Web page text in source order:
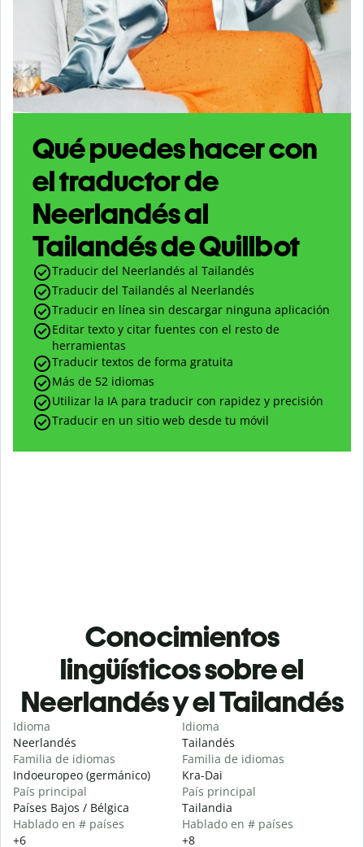
Qué puedes hacer con
el traductor de
Neerlandés al
Tailandés de Quillbot
Traducir del Neerlandés al Tailandés
Traducir del Tailandés al Neerlandés
Traducir en línea sin descargar ninguna aplicación
Editar texto y citar fuentes con el resto de
herramientas
Traducir textos de forma gratuita
Más de 52 idiomas
Utilizar la IA para traducir con rapidez y precisión
Traducir en un sitio web desde tu móvil
Conocimientos
lingüísticos sobre el
Neerlandés y el Tailandés
Idioma
Neerlandés
Familia de idiomas
Indoeuropeo (germánico)
País principal
Países Bajos / Bélgica
Hablado en # países
+6
Idioma
Tailandés
Familia de idiomas
Kra-Dai
País principal
Tailandia
Hablado en # países
+8